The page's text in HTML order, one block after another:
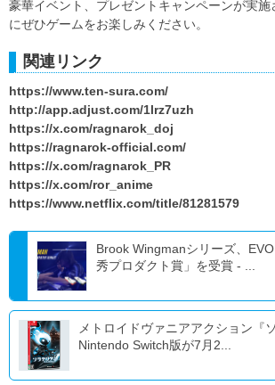
豪華イベント、プレゼントキャンペーンが実施
にぜひゲームをお楽しみください。
関連リンク
https://www.ten-sura.com/
http://app.adjust.com/1lrz7uzh
https://x.com/ragnarok_doj
https://ragnarok-official.com/
https://x.com/ragnarok_PR
https://x.com/ror_anime
https://www.netflix.com/title/81281579
Brook Wingmanシリーズ、
秀プロダクト賞」を受賞 - ...
メトロイドヴァニアアクション『
Nintendo Switch版が7月2...